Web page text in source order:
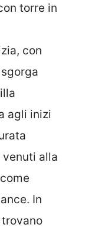
torre in
con
agli inizi
venuti alla
In